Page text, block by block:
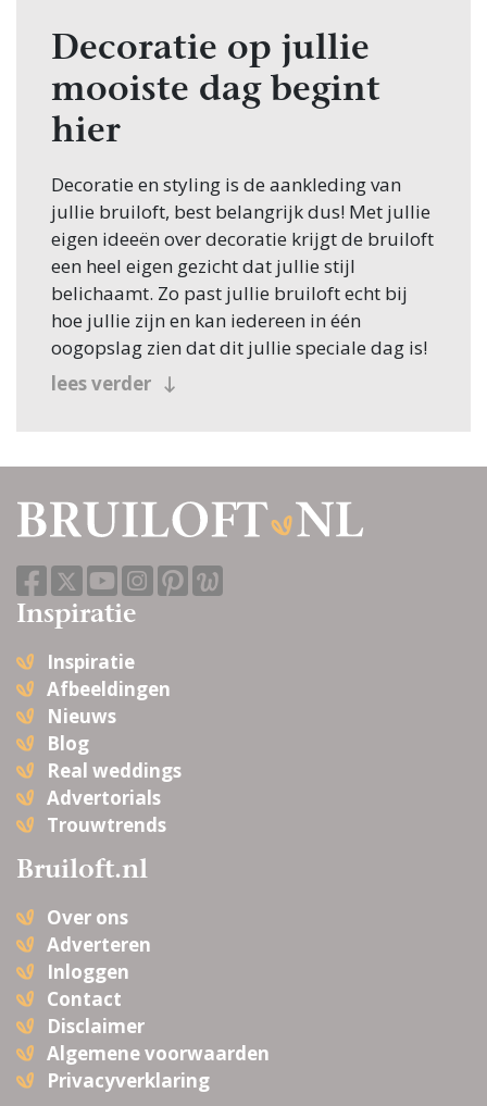
Decoratie op jullie
mooiste dag begint
hier
Decoratie en styling is de aankleding van
jullie bruiloft, best belangrijk dus! Met jullie
eigen ideeën over decoratie krijgt de bruiloft
een heel eigen gezicht dat jullie stijl
belichaamt. Zo past jullie bruiloft echt bij
hoe jullie zijn en kan iedereen in één
oogopslag zien dat dit jullie speciale dag is!
lees verder
Inspiratie
Inspiratie
Afbeeldingen
Nieuws
Blog
Real weddings
Advertorials
Trouwtrends
Bruiloft.nl
Over ons
Adverteren
Inloggen
Contact
Disclaimer
Algemene voorwaarden
Privacyverklaring